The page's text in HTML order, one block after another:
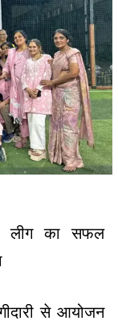
लीग का सफल
से आयोजन